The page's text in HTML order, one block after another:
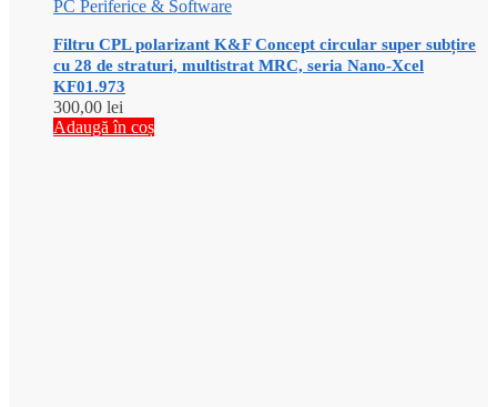
PC Periferice & Software
Filtru CPL polarizant K&F Concept circular super subțire
cu 28 de straturi, multistrat MRC, seria Nano-Xcel
KF01.973
300,00 lei
Adaugă în coș